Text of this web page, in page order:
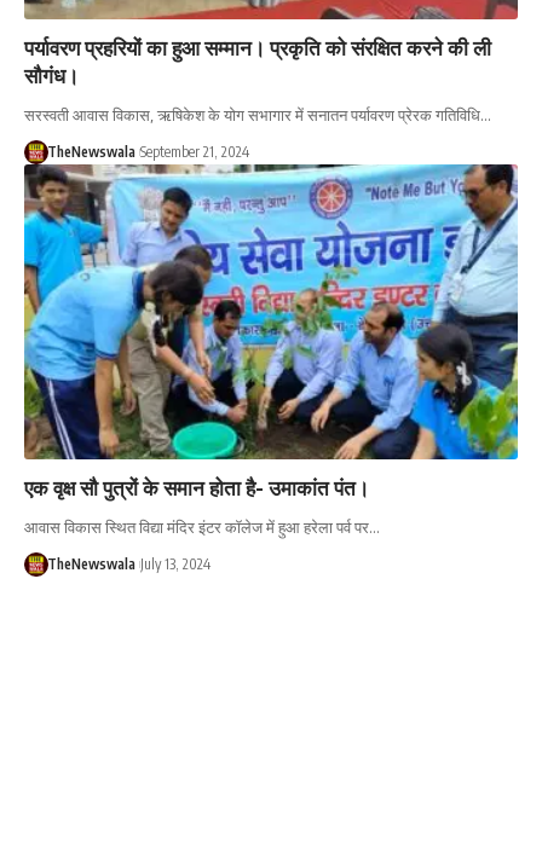
पर्यावरण प्रहरियों का हुआ सम्मान। प्रकृति को संरक्षित करने की ली
सौगंध।
सरस्वती आवास विकास, ऋषिकेश के योग सभागार में सनातन पर्यावरण प्रेरक गतिविधि…
TheNewswala September 21, 2024
एक वृक्ष सौ पुत्रों के समान होता है- उमाकांत पंत।
आवास विकास स्थित विद्या मंदिर इंटर कॉलेज में हुआ हरेला पर्व पर…
TheNewswala July 13, 2024